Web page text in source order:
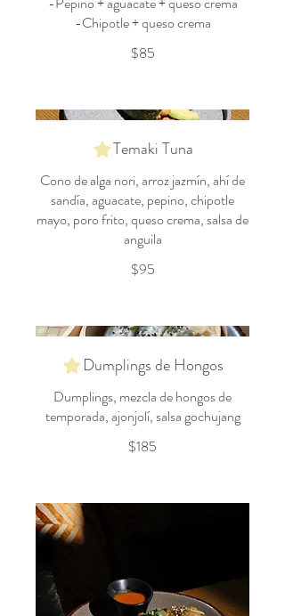
-Chipotle + queso crema
$85
Temaki Tuna
Cono de alga nori, arroz jazmín, ahí de
sandía, aguacate, pepino, chipotle
mayo, poro frito, queso crema, salsa de
anguila
$95
Dumplings de Hongos
Dumplings, mezcla de hongos de
temporada, ajonjolí, salsa gochujang
$185